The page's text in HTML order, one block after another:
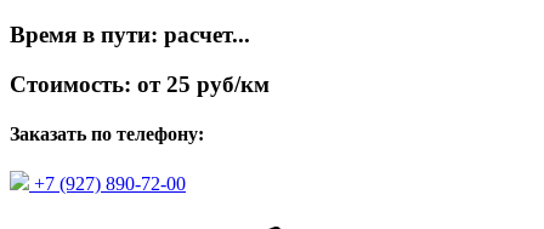
Время в пути: расчет...
Стоимость: от 25 руб/км
Заказать по телефону:
+7 (927) 890-72-00